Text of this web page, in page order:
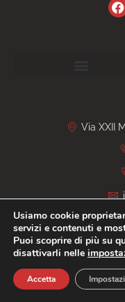
Via XXII
Privacy PolicyP.iva
Gastronomia
Sito
Usiamo cookie
servizi e contenuti e
Puoi scoprire di più su
disattivarli nelle
Accetta